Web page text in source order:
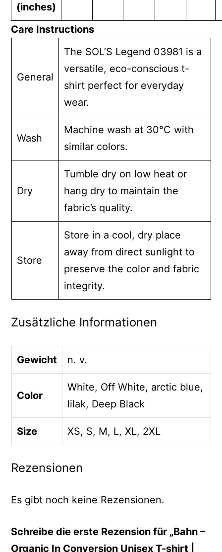
(inches)
Care Instructions
General
The SOL’S Legend 03981 is a
versatile, eco-conscious t-
shirt perfect for everyday
wear.
Wash
Machine wash at 30°C with
similar colors.
Dry
Tumble dry on low heat or
hang dry to maintain the
fabric’s quality.
Store
Store in a cool, dry place
away from direct sunlight to
preserve the color and fabric
integrity.
Zusätzliche Informationen
Gewicht n. v.
Color
White, Off White, arctic blue,
lilak, Deep Black
Size XS, S, M, L, XL, 2XL
Rezensionen
Es gibt noch keine Rezensionen.
Schreibe die erste Rezension für „Bahn –
Organic In Conversion Unisex T-shirt |